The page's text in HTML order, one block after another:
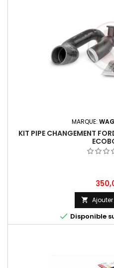
MARQUE:
KIT PIPE CHANGEMENT
Prix

 Disponible